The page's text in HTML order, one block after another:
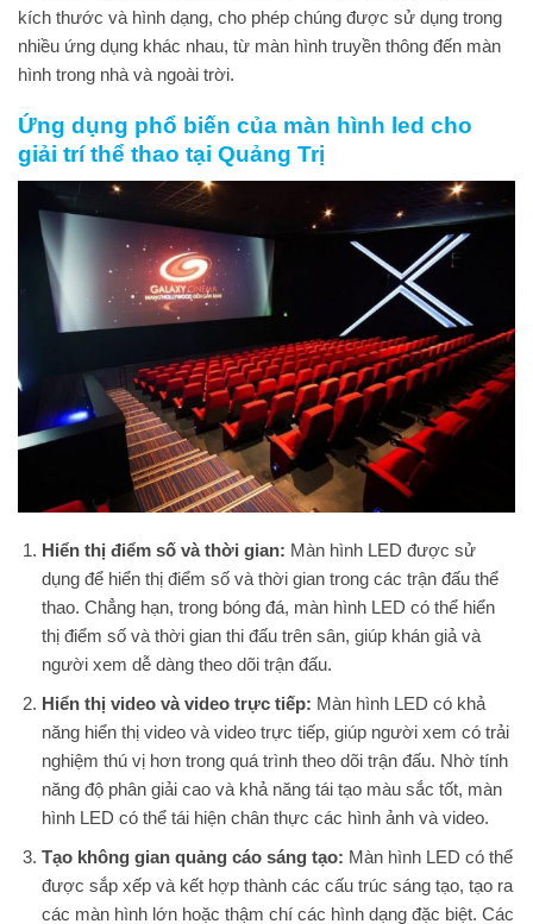
kích thước và hình dạng, cho phép chúng được sử dụng trong
nhiều ứng dụng khác nhau, từ màn hình truyền thông đến màn
hình trong nhà và ngoài trời.
Ứng dụng phổ biến của màn hình led cho
giải trí thể thao tại Quảng Trị
Hiển thị điểm số và thời gian: Màn hình LED được sử
dụng để hiển thị điểm số và thời gian trong các trận đấu thể
thao. Chẳng hạn, trong bóng đá, màn hình LED có thể hiển
thị điểm số và thời gian thi đấu trên sân, giúp khán giả và
người xem dễ dàng theo dõi trận đấu.
Hiển thị video và video trực tiếp: Màn hình LED có khả
năng hiển thị video và video trực tiếp, giúp người xem có trải
nghiệm thú vị hơn trong quá trình theo dõi trận đấu. Nhờ tính
năng độ phân giải cao và khả năng tái tạo màu sắc tốt, màn
hình LED có thể tái hiện chân thực các hình ảnh và video.
Tạo không gian quảng cáo sáng tạo: Màn hình LED có thể
được sắp xếp và kết hợp thành các cấu trúc sáng tạo, tạo ra
các màn hình lớn hoặc thậm chí các hình dạng đặc biệt. Các